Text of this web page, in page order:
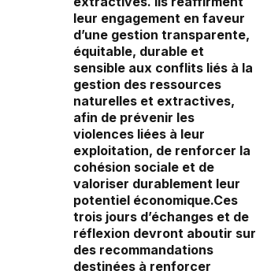
leur engagement en faveur
d’une gestion transparente,
équitable, durable et
sensible aux conflits liés à la
gestion des ressources
naturelles et extractives,
afin de prévenir les
violences liées à leur
exploitation, de renforcer la
cohésion sociale et de
valoriser durablement leur
potentiel économique.Ces
trois jours d’échanges et de
réflexion devront aboutir sur
des recommandations
destinées à renforcer